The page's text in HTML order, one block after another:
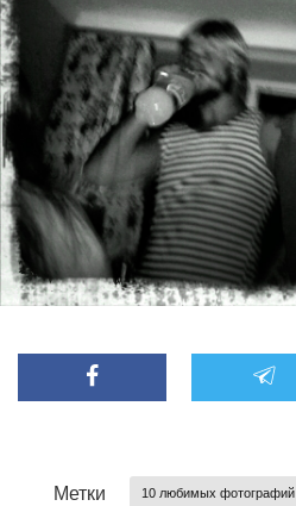
Метки 10 любимых фотографий